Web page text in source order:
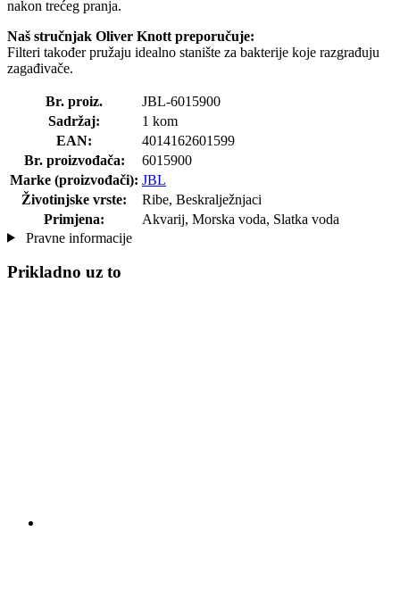
nakon trećeg pranja.
Naš stručnjak Oliver Knott preporučuje:
Filteri također pružaju idealno stanište za bakterije koje razgrađuju
zagađivače.
Br. proiz.
JBL-6015900
Sadržaj:
1 kom
EAN:
4014162601599
Br. proizvođača:
6015900
Marke (proizvođači): JBL
Životinjske vrste:
Ribe, Beskralježnjaci
Primjena:
Akvarij, Morska voda, Slatka voda
Pravne informacije
Prikladno uz to